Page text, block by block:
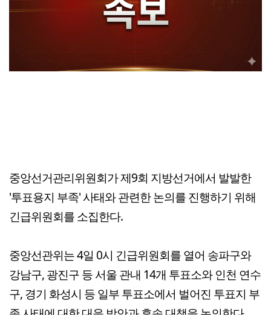
중앙선거관리위원회가 제9회 지방선거에서 발발한
'투표용지 부족' 사태와 관련한 논의를 진행하기 위해
긴급위원회를 소집한다.
중앙선관위는 4일 0시 긴급위원회를 열어 송파구와
강남구, 광진구 등 서울 관내 14개 투표소와 인천 연수
구, 경기 화성시 등 일부 투표소에서 벌어진 투표지 부